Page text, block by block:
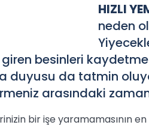
HIZLI
neden
besinleri
duyusu da tatmin
arasındaki zaman
bir işe yaramamasının